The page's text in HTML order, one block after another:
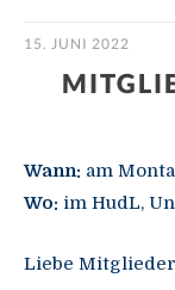
15. JUNI 2022
Wann: am
Wo: im HudL,
Liebe